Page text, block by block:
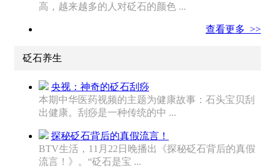
高，越来越多的人对砭石的颜色 ...
查看更多 >>
砭石养生
央视：神奇的砭石刮痧
本期中华医药视频的主题为健康故事：石头宝贝刮
出健康。刮痧是一种传统的中 ...
探秘砭石背后的真假流言！
BTV生活，11月22日晚播出《探秘砭石背后的真假
流言！》。“砭石是宝 ...